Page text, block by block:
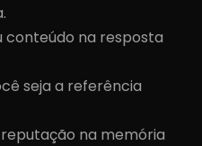
conteúdo na resposta
seja a referência
na memória